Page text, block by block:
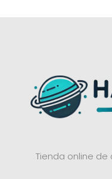
Tienda online